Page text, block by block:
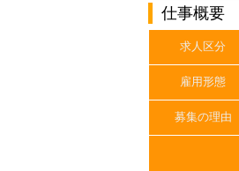
仕事概要
求人区分
雇用形態
募集の理由